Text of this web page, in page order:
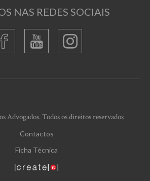
NAS REDES SOCIAIS
Advogados. Todos os direitos reservados
Contactos
Ficha Técnica